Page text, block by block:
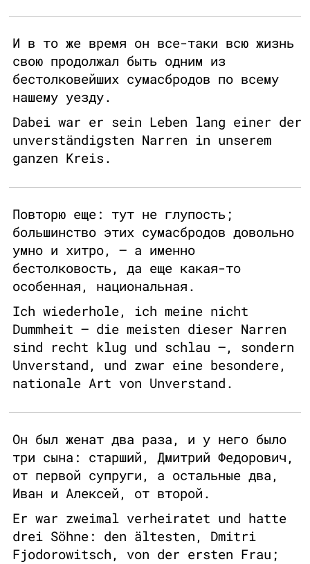
И в то же время он все-таки всю жизнь
свою продолжал быть одним из
бестолковейших сумасбродов по всему
нашему уезду.
Dabei war er sein Leben lang einer der
unverständigsten Narren in unserem
ganzen Kreis.
Повторю еще: тут не глупость;
большинство этих сумасбродов довольно
умно и хитро, – а именно
бестолковость, да еще какая-то
особенная, национальная.
Ich wiederhole, ich meine nicht
Dummheit – die meisten dieser Narren
sind recht klug und schlau –, sondern
Unverstand, und zwar eine besondere,
nationale Art von Unverstand.
Он был женат два раза, и у него было
три сына: старший, Дмитрий Федорович,
от первой супруги, а остальные два,
Иван и Алексей, от второй.
Er war zweimal verheiratet und hatte
drei Söhne: den ältesten, Dmitri
Fjodorowitsch, von der ersten Frau;